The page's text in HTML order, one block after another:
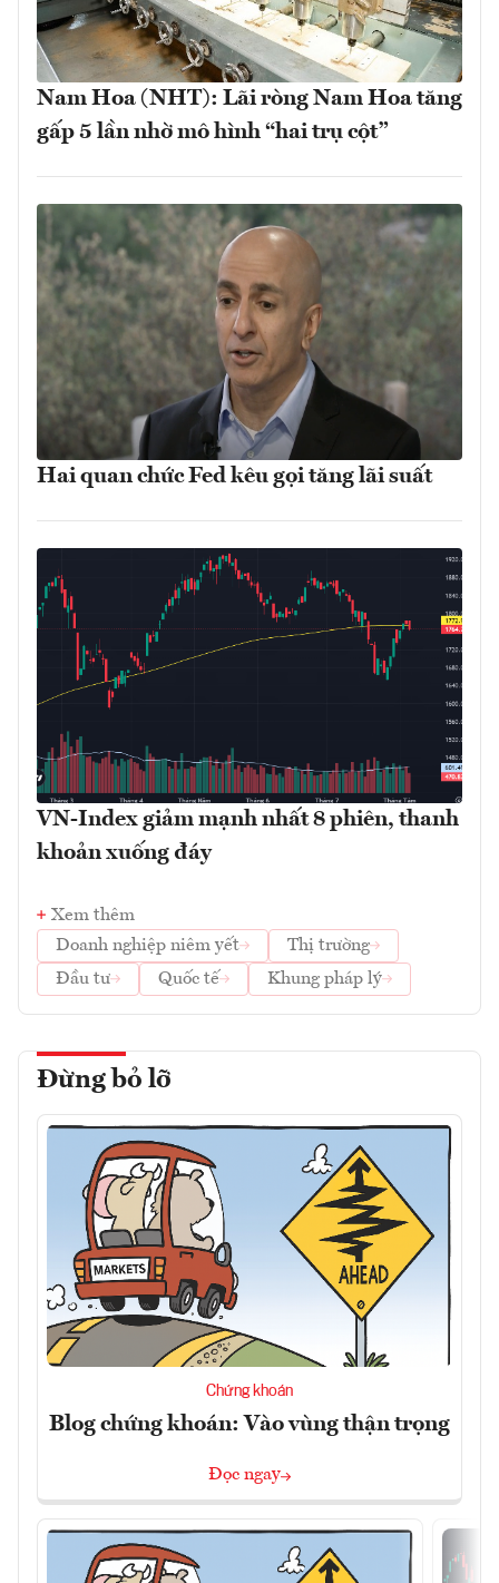
Nam Hoa (NHT): Lãi ròng Nam Hoa tăng
gấp 5 lần nhờ mô hình “hai trụ cột”
Hai quan chức Fed kêu gọi tăng lãi suất
VN-Index giảm mạnh nhất 8 phiên, thanh
khoản xuống đáy
Xem thêm
Doanh nghiệp niêm yết
Thị trường
Đầu tư
Quốc tế Khung pháp lý
Đừng bỏ lỡ
Chứng khoán
Blog chứng khoán: Vào vùng thận trọng
Đọc ngay